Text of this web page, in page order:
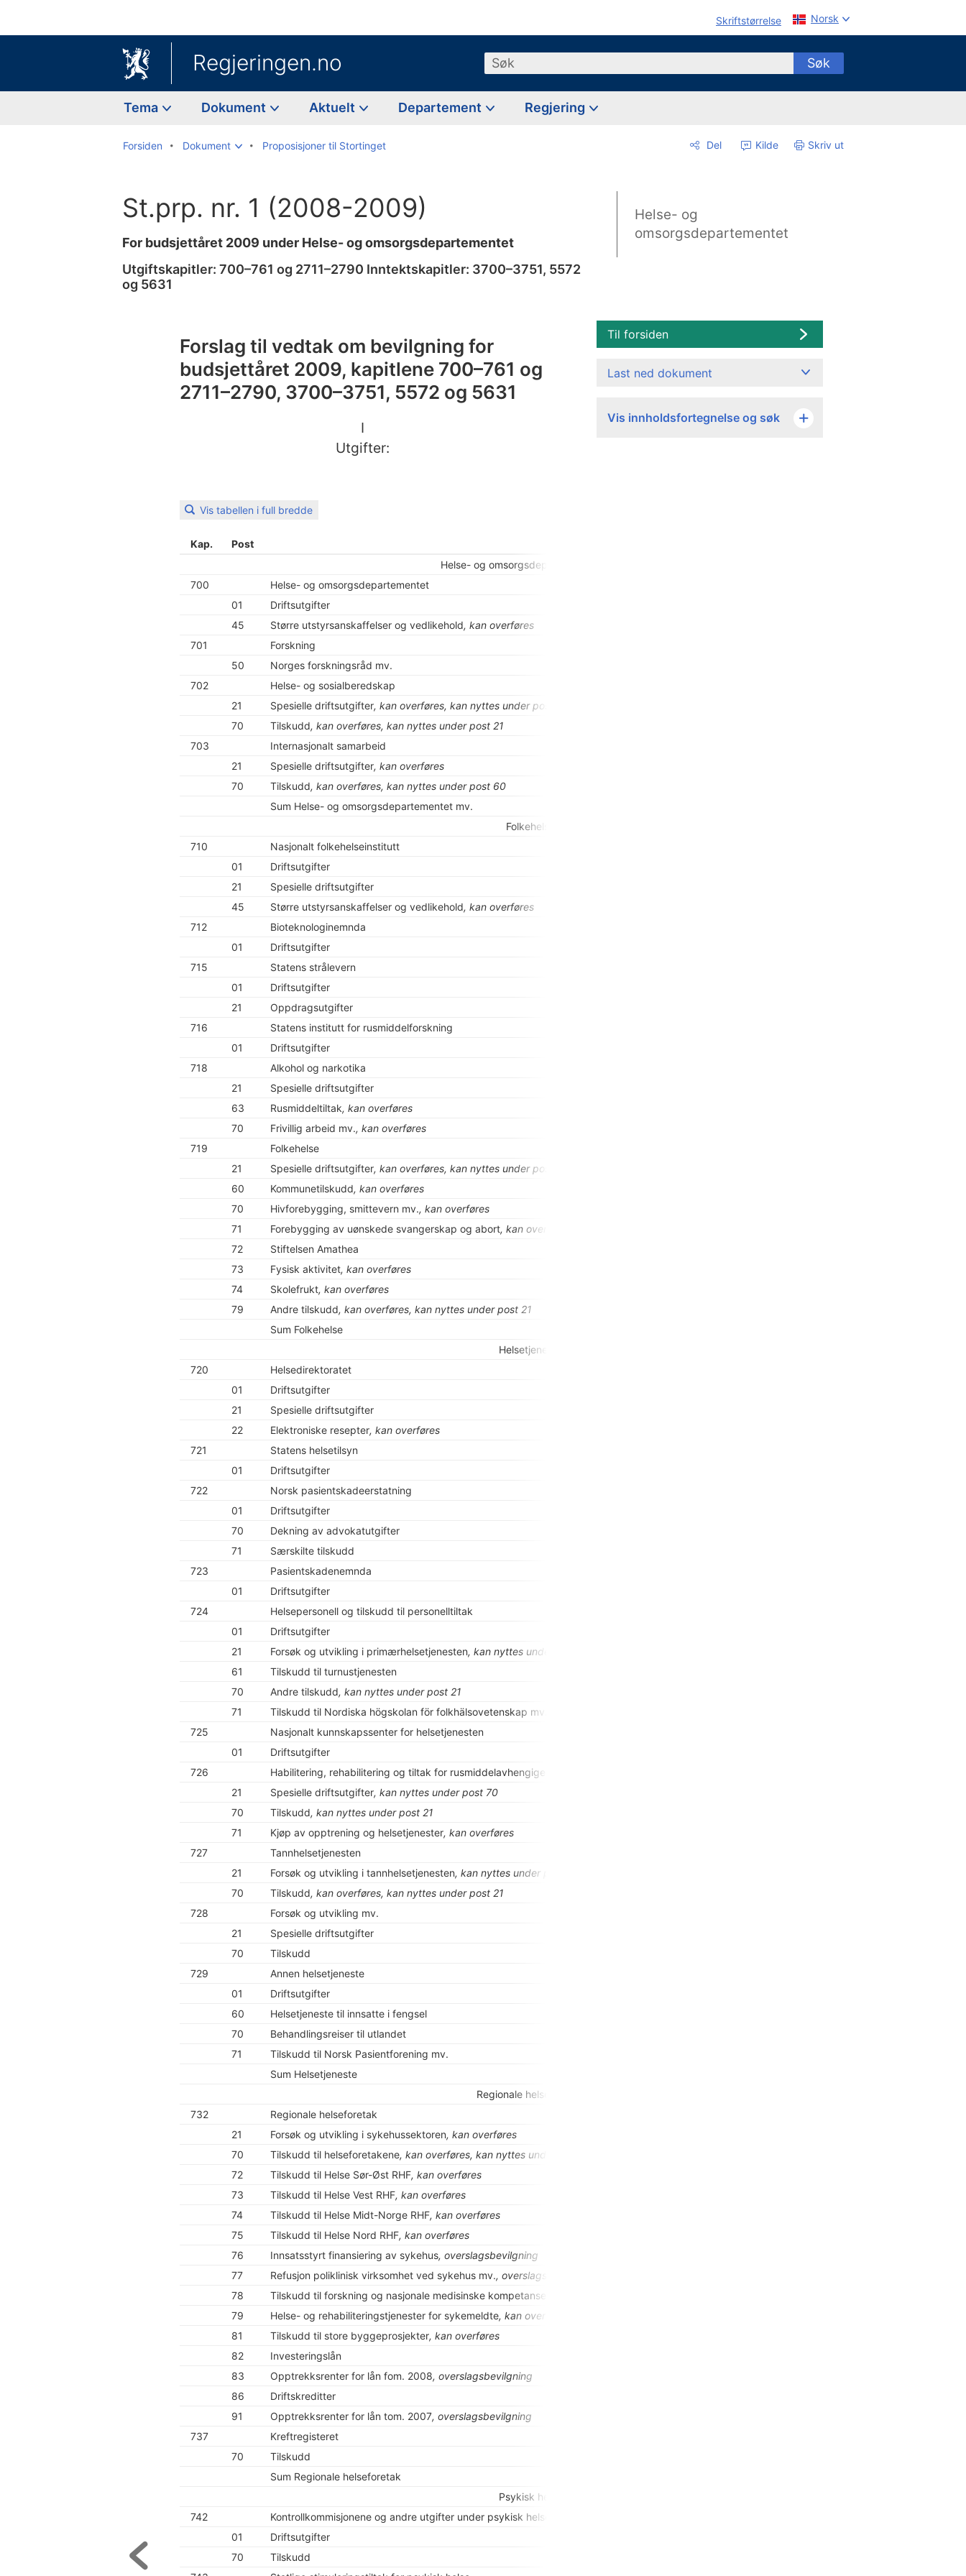
Skriftstørrelse Norsk
Regjeringen.no Søk Søk
Tema Dokument Aktuelt Departement Regjering
Forsiden Dokument Proposisjoner til Stortinget Del Kilde Skriv ut
St.prp. nr. 1 (2008-2009)
For budsjettåret 2009 under Helse- og omsorgsdepartementet
Utgiftskapitler: 700–761 og 2711–2790 Inntektskapitler: 3700–3751, 5572
og 5631
Helse- og
omsorgsdepartementet
Forslag til vedtak om bevilgning for
budsjettåret 2009, kapitlene 700–761 og
2711–2790, 3700–3751, 5572 og 5631
I
Utgifter:
Vis tabellen i full bredde
Kap. Post
Helse- og omsorgsdepartementet mv.
700
Helse- og omsorgsdepartementet
01
Driftsutgifter
45
Større utstyrsanskaffelser og vedlikehold, kan overføres
701
Forskning
50
Norges forskningsråd mv.
702
Helse- og sosialberedskap
21
Spesielle driftsutgifter, kan overføres, kan nyttes under post 70
70
Tilskudd, kan overføres, kan nyttes under post 21
703
Internasjonalt samarbeid
21
Spesielle driftsutgifter, kan overføres
70
Tilskudd, kan overføres, kan nyttes under post 60
Sum Helse- og omsorgsdepartementet mv.
Folkehelse
710
Nasjonalt folkehelseinstitutt
01
Driftsutgifter
21
Spesielle driftsutgifter
45
Større utstyrsanskaffelser og vedlikehold, kan overføres
712
Bioteknologinemnda
01
Driftsutgifter
715
Statens strålevern
01
Driftsutgifter
21
Oppdragsutgifter
716
Statens institutt for rusmiddelforskning
01
Driftsutgifter
718
Alkohol og narkotika
21
Spesielle driftsutgifter
63
Rusmiddeltiltak, kan overføres
70
Frivillig arbeid mv., kan overføres
719
Folkehelse
21
Spesielle driftsutgifter, kan overføres, kan nyttes under post 79
60
Kommunetilskudd, kan overføres
70
Hivforebygging, smittevern mv., kan overføres
71
Forebygging av uønskede svangerskap og abort, kan overføres
72
Stiftelsen Amathea
73
Fysisk aktivitet, kan overføres
74
Skolefrukt, kan overføres
79
Andre tilskudd, kan overføres, kan nyttes under post 21
Sum Folkehelse
Helsetjeneste
720
Helsedirektoratet
01
Driftsutgifter
21
Spesielle driftsutgifter
22
Elektroniske resepter, kan overføres
721
Statens helsetilsyn
01
Driftsutgifter
722
Norsk pasientskadeerstatning
01
Driftsutgifter
70
Dekning av advokatutgifter
71
Særskilte tilskudd
723
Pasientskadenemnda
01
Driftsutgifter
724
Helsepersonell og tilskudd til personelltiltak
01
Driftsutgifter
21
Forsøk og utvikling i primærhelsetjenesten, kan nyttes under post 70
61
Tilskudd til turnustjenesten
70
Andre tilskudd, kan nyttes under post 21
71
Tilskudd til Nordiska högskolan för folkhälsovetenskap mv.
725
Nasjonalt kunnskapssenter for helsetjenesten
01
Driftsutgifter
726
Habilitering, rehabilitering og tiltak for rusmiddelavhengige
21
Spesielle driftsutgifter, kan nyttes under post 70
70
Tilskudd, kan nyttes under post 21
71
Kjøp av opptrening og helsetjenester, kan overføres
727
Tannhelsetjenesten
21
Forsøk og utvikling i tannhelsetjenesten, kan nyttes under post 70
70
Tilskudd, kan overføres, kan nyttes under post 21
728
Forsøk og utvikling mv.
21
Spesielle driftsutgifter
70
Tilskudd
729
Annen helsetjeneste
01
Driftsutgifter
60
Helsetjeneste til innsatte i fengsel
70
Behandlingsreiser til utlandet
71
Tilskudd til Norsk Pasientforening mv.
Sum Helsetjeneste
Regionale helseforetak
732
Regionale helseforetak
21
Forsøk og utvikling i sykehussektoren, kan overføres
70
Tilskudd til helseforetakene, kan overføres, kan nyttes under postene 72, 73, 74 og 75
72
Tilskudd til Helse Sør-Øst RHF, kan overføres
73
Tilskudd til Helse Vest RHF, kan overføres
74
Tilskudd til Helse Midt-Norge RHF, kan overføres
75
Tilskudd til Helse Nord RHF, kan overføres
76
Innsatsstyrt finansiering av sykehus, overslagsbevilgning
77
Refusjon poliklinisk virksomhet ved sykehus mv., overslagsbevilgning
78
Tilskudd til forskning og nasjonale medisinske kompetansesentre
79
Helse- og rehabiliteringstjenester for sykemeldte, kan overføres
81
Tilskudd til store byggeprosjekter, kan overføres
82
Investeringslån
83
Opptrekksrenter for lån fom. 2008, overslagsbevilgning
86
Driftskreditter
91
Opptrekksrenter for lån tom. 2007, overslagsbevilgning
737
Kreftregisteret
70
Tilskudd
Sum Regionale helseforetak
Psykisk helse
742
Kontrollkommisjonene og andre utgifter under psykisk helsevern
01
Driftsutgifter
70
Tilskudd
Til forsiden
Last ned dokument
Vis innholdsfortegnelse og søk